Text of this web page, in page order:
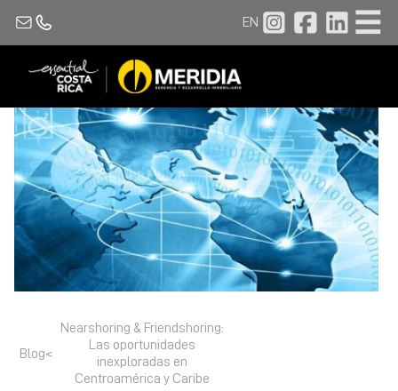
EN
Blog<
Nearshoring & Friendshoring:
Las oportunidades
inexploradas en
Centroamérica y Caribe​